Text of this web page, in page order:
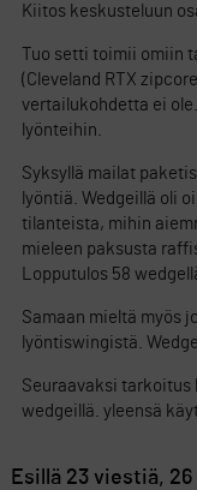
Kiitos keskusteluun
Tuo setti toimii omiin
(Cleveland RTX
vertailukohdetta ei
lyönteihin.
Syksyllä mailat
lyöntiä. Wedgeillä oli
tilanteista, mihin
mieleen paksusta
Lopputulos 58
Samaan mieltä myös
lyöntiswingistä.
Seuraavaksi tarkoitus
wedgeillä. yleensä
Esillä 23 viestiä,